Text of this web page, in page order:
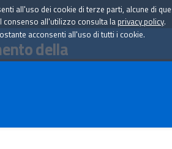
della
all'uso dei cookie di terze parti, alcune di
consenso all'utilizzo consulta la privacy policy.
acconsenti all'uso di tutti i cookie.